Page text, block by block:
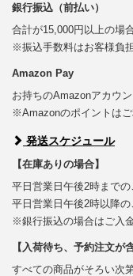
銀行振込（前払い）
合計が15,000円以上の場
※振込手数料はお客様負
Amazon Pay
お持ちのAmazonアカウ
※Amazonのポイントはご
発送スケジュール
【在庫ありの場合】
平日営業日午後2時まで
平日営業日午後2時以降
※銀行振込の場合はご入
【入荷待ち、予約注文が
すべての商品がそろい次